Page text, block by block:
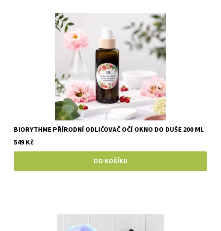
BIORYTHME PŘÍRODNÍ ODLIČOVAČ OČÍ OKNO DO DUŠE 200 ML
549 Kč